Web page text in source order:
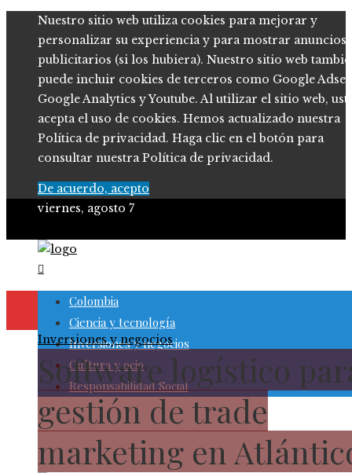
Nuestro sitio web utiliza cookies para mejorar y
personalizar su experiencia y para mostrar anuncios
publicitarios (si los hubiera). Nuestro sitio web
puede incluir cookies de terceros como Google
Google Analytics y Youtube. Al utilizar el sitio web,
acepta el uso de cookies. Hemos actualizado nuestra
Política de privacidad. Haga clic en el botón para
consultar nuestra Política de privacidad.
De acuerdo, acepto
viernes, agosto 7
Colombia
Ciencia y tecnología
Inversiones y negocios
Cultura y ocio
Responsabilidad Social
Inversiones y negocios
Software logístico
gestión de trade
marketing en